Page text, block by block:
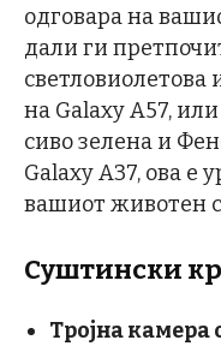
одговара на
дали ги
на Galaxy A57,
сиво зелена и
Galaxy A37, ова е
вашиот животен
Суштински
Тројна камера